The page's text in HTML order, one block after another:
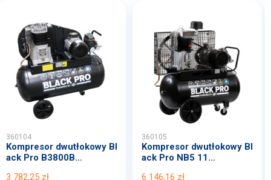
360104
Kompresor dwutłokowy Bl
ack Pro B3800B...
3 782,25 zł
360105
Kompresor dwutłokowy Bl
ack Pro NB5 11...
6 146,16 zł